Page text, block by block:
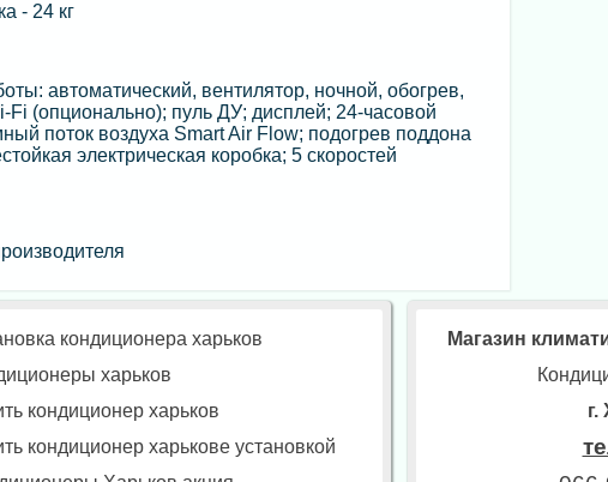
- 24 кг
автоматический, вентилятор, ночной, обогрев,
(опционально); пуль ДУ; дисплей; 24-часовой
поток воздуха Smart Air Flow; подогрев поддона
электрическая коробка; 5 скоростей
кондиционера харьков
харьков
кондиционер харьков
кондиционер харькове установкой
Магазин
г.